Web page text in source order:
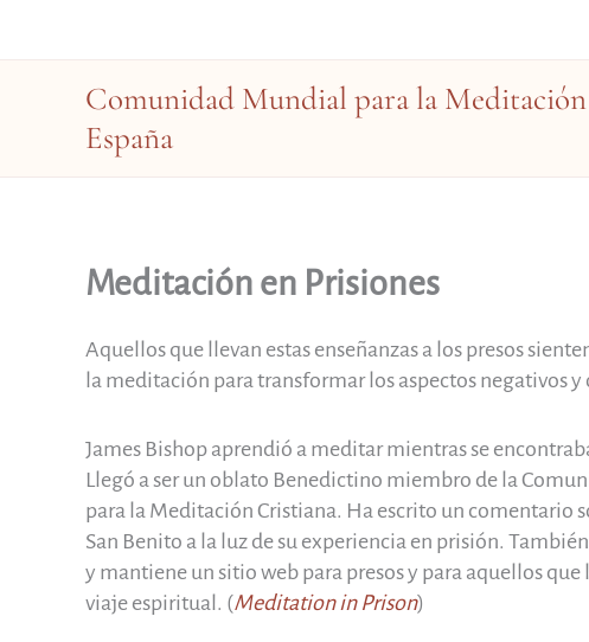
Comunidad Mundial para la
España
Meditación en Prisiones
Aquellos que llevan estas enseñanzas a los presos
la meditación para transformar los aspectos negativos
James Bishop aprendió a meditar mientras se
Llegó a ser un oblato Benedictino miembro de la
para la Meditación Cristiana. Ha escrito un comentario
San Benito a la luz de su experiencia en prisión.
y mantiene un sitio web para presos y para aquellos que
viaje espiritual. (Meditation in Prison)